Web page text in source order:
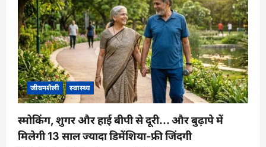
t
i
o
n
जीवनशैली स्वास्थ्य
स्मोकिंग, शुगर और हाई बीपी से दूरी… और बुढ़ापे में
मिलेगी 13 साल ज्यादा डिमेंशिया-फ्री जिंदगी